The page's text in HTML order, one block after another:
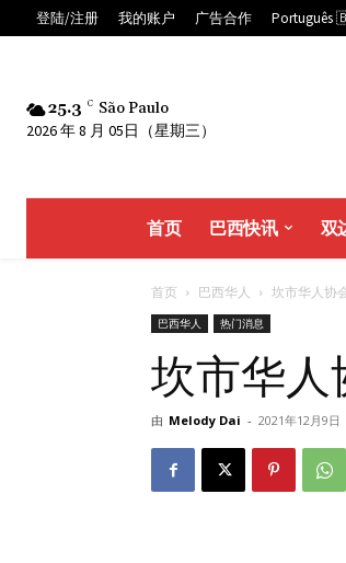
登陆/注册 我的账户 广告合作
25.3 C São Paulo
2026 年 8 月 05日（星期三）
首页 巴西快讯 双
首页 巴西华人 坎市华人协
巴西华人 热门消息
坎市华人
由 Melody Dai - 2021年12月9日